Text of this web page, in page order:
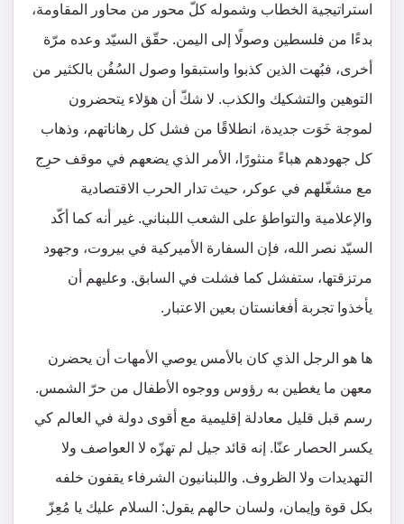
استراتيجية الخطاب وشموله كلّ محور من محاور المقاومة،
بدءًا من فلسطين وصولًا إلى اليمن. حقّق السيّد وعده مرّة
أخرى، فبُهت الذين كذبوا واستبقوا وصول السُفُن بالكثير من
التوهين والتشكيك والكذب. لا شكّ أن هؤلاء يتحضرون
لموجة خَوَت جديدة، انطلاقًا من فشل كل رهاناتهم، وذهاب
كل جهودهم هباءً منثورًا، الأمر الذي يضعهم في موقف حرِج
مع مشغّلهم في عوكر، حيث تدار الحرب الاقتصادية
والإعلامية والتواطؤ على الشعب اللبناني. غير أنه كما أكّد
السيّد نصر الله، فإن السفارة الأميركية في بيروت، وجهود
مرتزقتها، ستفشل كما فشلت في السابق. وعليهم أن
يأخذوا تجربة أفغانستان بعين الاعتبار.
ها هو ‏الرجل الذي كان بالأمس يوصي الأمهات أن يحضرن
معهن ما يغطين به رؤوس ووجوه الأطفال من حرّ الشمس.
رسم قبل قليل معادلة إقليمية مع أقوى دولة في العالم كي
يكسر الحصار عنّا. إنه قائد جيل لم تهزّه لا العواصف ولا
التهديدات ولا الظروف. واللبنانيون الشرفاء يقفون خلفه
بكل قوة وإيمان، ولسان حالهم يقول: السلام عليك يا مُعِزّ